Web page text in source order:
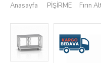
Anasayfa PİŞİRME Fırın